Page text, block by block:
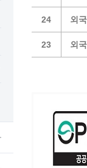
가족
여권
부동
정보
24 외
23 외